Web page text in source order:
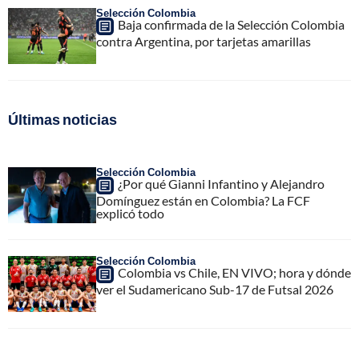
Selección Colombia
Baja confirmada de la Selección Colombia
contra Argentina, por tarjetas amarillas
Últimas noticias
Selección Colombia
¿Por qué Gianni Infantino y Alejandro
Domínguez están en Colombia? La FCF
explicó todo
Selección Colombia
Colombia vs Chile, EN VIVO; hora y dónde
ver el Sudamericano Sub-17 de Futsal 2026